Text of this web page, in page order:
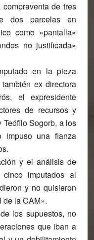
de tres
dos parcelas en
como «pantalla»
no justificada»
en la pieza
ex directora
el expresidente
de recursos y
Sogorb, a los
una fianza
y el análisis de
imputados al
y no quisieron
de la CAM».
los supuestos, no
que iban a